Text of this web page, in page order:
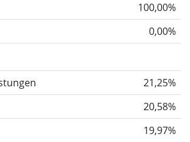
100,00%
0,00%
21,25%
20,58%
19,97%